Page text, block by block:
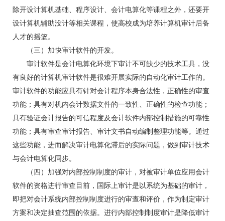
除开设计算机基础、程序设计、会计电算化等课程之外，还要开
设计算机辅助没计等相关课程，使高校成为培养计算机审计后备
人才的摇篮。
（三）加快审计软件的开发。
审计软件是会计电算化环境下审计不可缺少的技术工具，没
有良好的计算机审计软件是很难开展实际的自动化审计工作的。
审计软件的功能应具有针对会计程序本身合法性，正确性的审查
功能；具有对机内会计数据文件的一致性、正确性的检查功能；
具有验证会计报告的可信程度及会计软件内部控制措施的可靠性
功能；具有审查审计报告、审计文书自动编制整理功能等。通过
这些功能，进而解决审计电算化滞后的实际问题，做到审计技术
与会计电算化同步。
（四）加强对内部控制制度的审计，对被审计单位应用会计
软件的资格进行审查目前，国际上审计是以系统为基础的审计，
即把对会计系统内部控制制度进行的审查和评价，作为制定审计
方案和决定抽查范围的依据。进行内部控制制度审计是降低审计